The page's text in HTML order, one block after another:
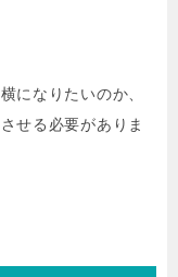
になりたいのか、
せる必要がありま